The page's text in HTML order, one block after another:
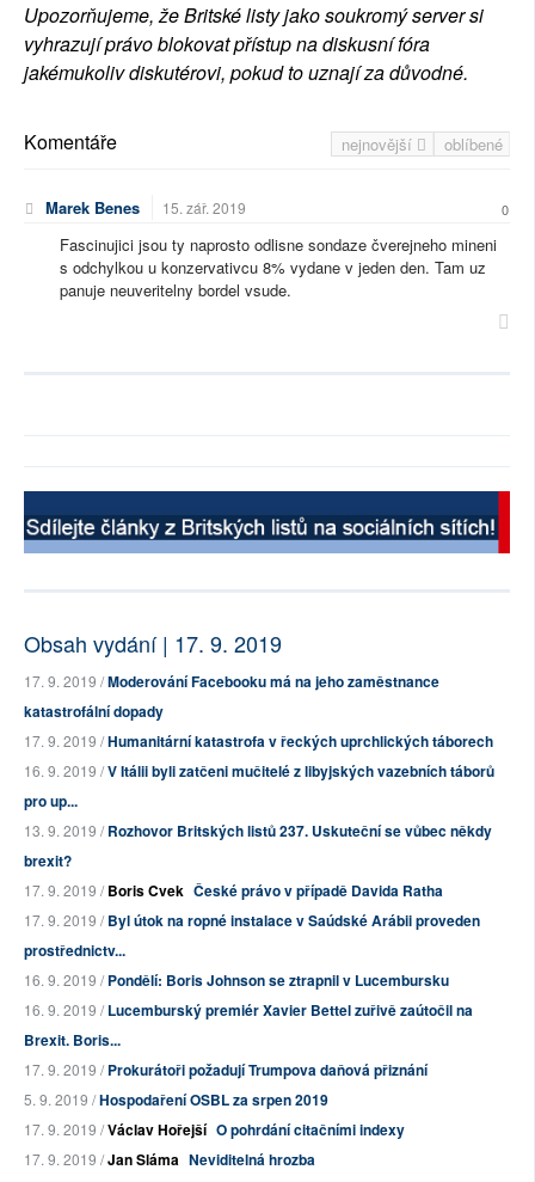
Upozorňujeme, že Britské listy jako soukromý server si
vyhrazují právo blokovat přístup na diskusní fóra
jakémukoliv diskutérovi, pokud to uznají za důvodné.
nejnovější oblíbené
Komentáře
Marek Benes 15. zář. 2019 0
Fascinujici jsou ty naprosto odlisne sondaze čverejneho mineni
s odchylkou u konzervativcu 8% vydane v jeden den. Tam uz
panuje neuveritelny bordel vsude.
Obsah vydání | 17. 9. 2019
17. 9. 2019 /Moderování Facebooku má na jeho zaměstnance
katastrofální dopady
17. 9. 2019 /Humanitární katastrofa v řeckých uprchlických táborech
16. 9. 2019 /V Itálii byli zatčeni mučitelé z libyjských vazebních táborů
pro up...
13. 9. 2019 /Rozhovor Britských listů 237. Uskuteční se vůbec někdy
brexit?
17. 9. 2019 /Boris Cvek České právo v případě Davida Ratha
17. 9. 2019 /Byl útok na ropné instalace v Saúdské Arábii proveden
prostřednictv...
16. 9. 2019 /Pondělí: Boris Johnson se ztrapnil v Lucembursku
16. 9. 2019 /Lucemburský premiér Xavier Bettel zuřivě zaútočil na
Brexit. Boris...
17. 9. 2019 /Prokurátoři požadují Trumpova daňová přiznání
5. 9. 2019 /Hospodaření OSBL za srpen 2019
17. 9. 2019 /Václav Hořejší O pohrdání citačními indexy
17. 9. 2019 /Jan Sláma Neviditelná hrozba